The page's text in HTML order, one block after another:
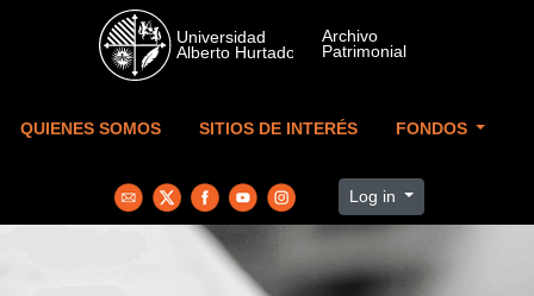
Skip to main content
QUIENES SOMOS SITIOS DE INTERÉS FONDOS
Log in